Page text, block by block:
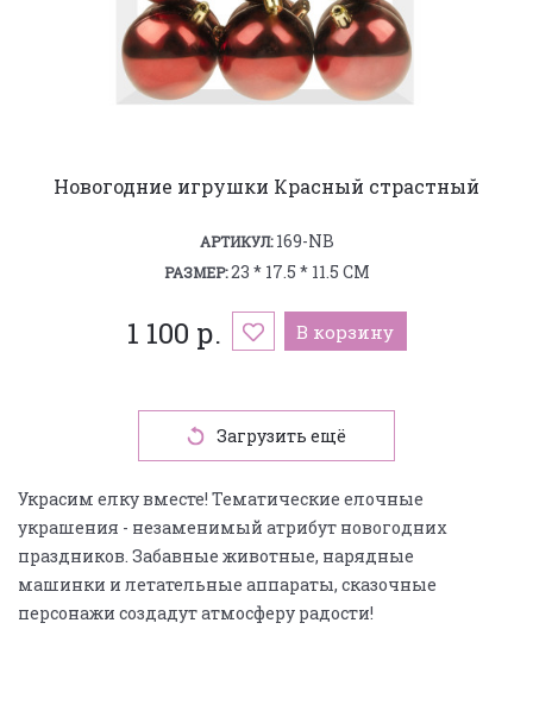
Новогодние игрушки Красный страстный
АРТИКУЛ:169-NB
РАЗМЕР:23 * 17.5 * 11.5 СМ
1 100 р. В корзину
Загрузить ещё
Украсим елку вместе! Тематические елочные
украшения - незаменимый атрибут новогодних
праздников. Забавные животные, нарядные
машинки и летательные аппараты, сказочные
персонажи создадут атмосферу радости!